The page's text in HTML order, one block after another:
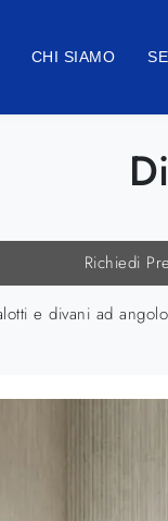
CHI SIAMO
Richiedi
e divani ad